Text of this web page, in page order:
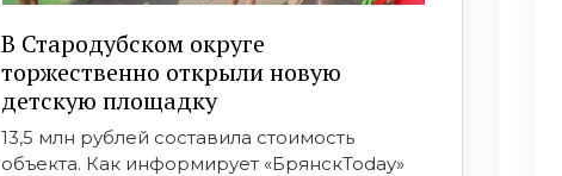
В Стародубском округе
торжественно открыли новую
детскую площадку
13,5 млн рублей составила стоимость
объекта. Как информирует «БрянскToday»